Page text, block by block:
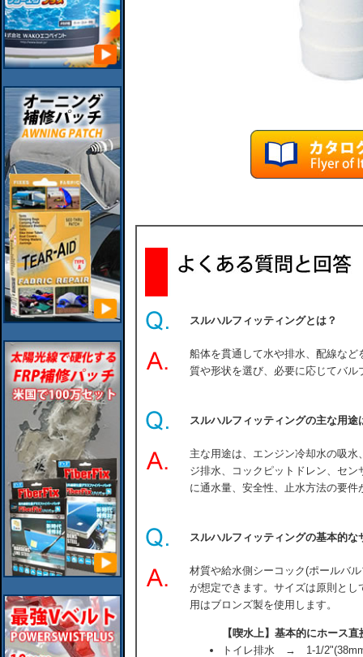
スルハルフィッティングとは？
船体を貫通して水や排水、配線な
質や形状を選び、必要に応じてバル
スルハルフィッティングの主な用途
主な用途は、エンジン冷却水の吸
ジ排水、コックピットドレン、セ
に通水量、安全性、止水方法の要件
スルハルフィッティングの基本的な
材質や給水側シーコック(ポールバ
が想定できます。サイズは原則と
用はブロンズ製を使用します。
【喫水上】基本的にホース直
トイレ排水 → 1-1/